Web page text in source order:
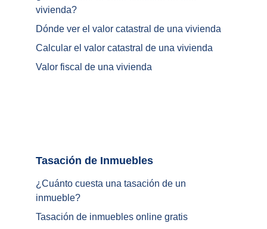
¿Cuánto cuesta una tasación de un
inmueble?
Tasación de inmuebles online gratis
vivienda?
Dónde ver el valor catastral de una vivienda
Calcular el valor catastral de una vivienda
Valor fiscal de una vivienda